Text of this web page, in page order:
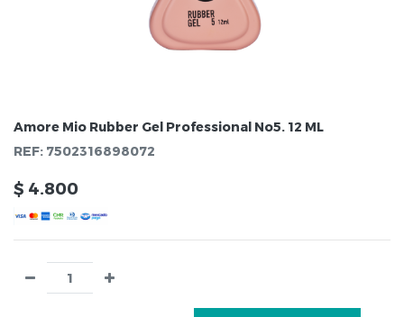
Amore Mio Rubber Gel Professional No5. 12 ML
REF: 7502316898072
$ 4.800